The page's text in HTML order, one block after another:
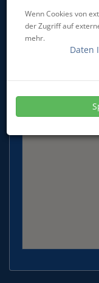
Öffnungszeiten:
Mo–Fr 11:00–19:00
Sa 10:00–18:00 Uhr
Standort ansehen
Wenn Cookies von
der Zugriff auf
mehr.
Daten